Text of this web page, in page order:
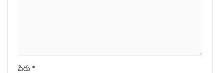
పేరు *